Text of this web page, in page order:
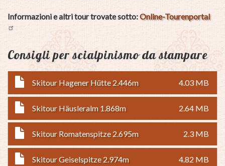
Informazioni e altri tour trovate sotto:Online-Tourenportal
Consigli per scialpinismo da stampare
Skitour Hagener Hütte 2.446m 4.03 MB
Skitour Häusleralm 1.868m 2.64 MB
Skitour Romatenspitze 2.695m 2.3 MB
Skitour Geiselspitze 2.974m 4.82 MB